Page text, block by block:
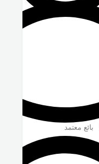
بائع معتمد